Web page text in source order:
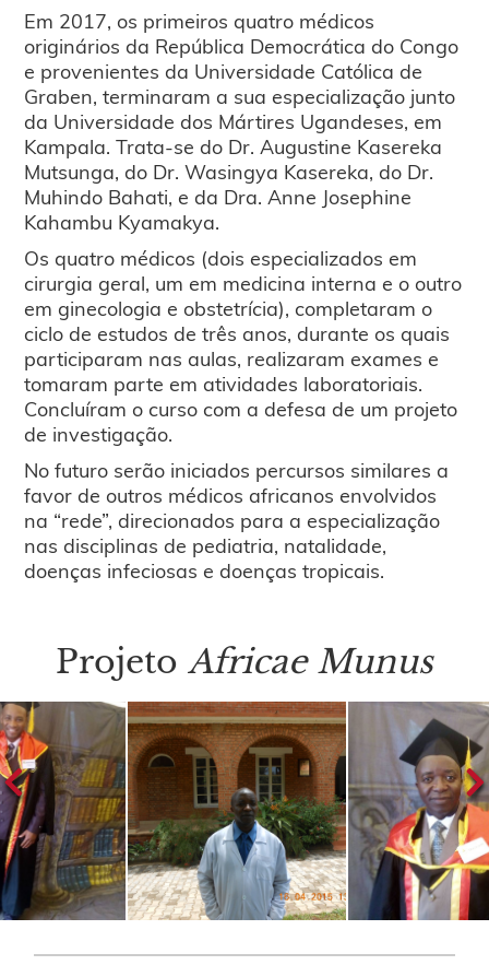
Em 2017, os primeiros quatro médicos
originários da República Democrática do Congo
e provenientes da Universidade Católica de
Graben, terminaram a sua especialização junto
da Universidade dos Mártires Ugandeses, em
Kampala. Trata-se do Dr. Augustine Kasereka
Mutsunga, do Dr. Wasingya Kasereka, do Dr.
Muhindo Bahati, e da Dra. Anne Josephine
Kahambu Kyamakya.
Os quatro médicos (dois especializados em
cirurgia geral, um em medicina interna e o outro
em ginecologia e obstetrícia), completaram o
ciclo de estudos de três anos, durante os quais
participaram nas aulas, realizaram exames e
tomaram parte em atividades laboratoriais.
Concluíram o curso com a defesa de um projeto
de investigação.
No futuro serão iniciados percursos similares a
favor de outros médicos africanos envolvidos
na “rede”, direcionados para a especialização
nas disciplinas de pediatria, natalidade,
doenças infeciosas e doenças tropicais.
Projeto Africae Munus